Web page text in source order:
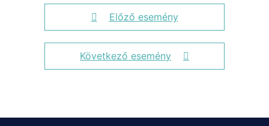
Előző esemény
Következő esemény